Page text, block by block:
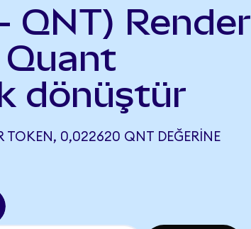
QNT) Render
dönüştür
TOKEN, 0,022620 QNT DEĞERINE